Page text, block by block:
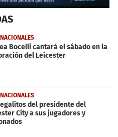
Bocelli cantará el sábado en la
del Leicester
del presidente del
City a sus jugadores y